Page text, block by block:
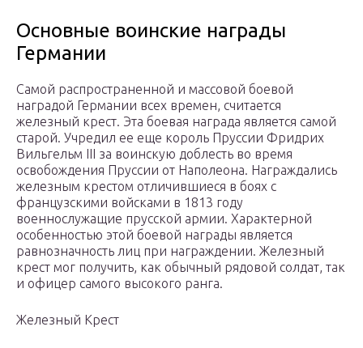
Основные воинские награды
Германии
Самой распространенной и массовой боевой
наградой Германии всех времен, считается
железный крест. Эта боевая награда является самой
старой. Учредил ее еще король Пруссии Фридрих
Вильгельм III за воинскую доблесть во время
освобождения Пруссии от Наполеона. Награждались
железным крестом отличившиеся в боях с
французскими войсками в 1813 году
военнослужащие прусской армии. Характерной
особенностью этой боевой награды является
равнозначность лиц при награждении. Железный
крест мог получить, как обычный рядовой солдат, так
и офицер самого высокого ранга.
Железный Крест